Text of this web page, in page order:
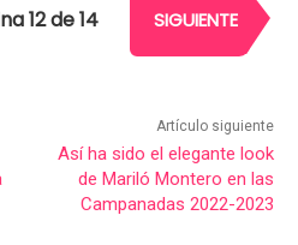
12 de 14 SIGUIENTE
Artículo siguiente
Así ha sido el elegante look
de Mariló Montero en las
Campanadas 2022-2023